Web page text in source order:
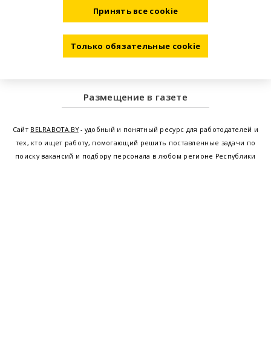
Размещение в газете
Сайт BELRABOTA.BY- удобный и понятный ресурс для работодателей и
тех, кто ищет работу, помогающий решить поставленные задачи по
поиску вакансий и подбору персонала в любом регионе Республики
Принять все cookie
Только обязательные cookie